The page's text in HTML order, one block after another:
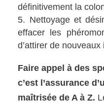
définitivement la
Nettoyage et
effacer les
d’attirer de
Faire appel à des
c’est l’assurance
maîtrisée de A à Z.